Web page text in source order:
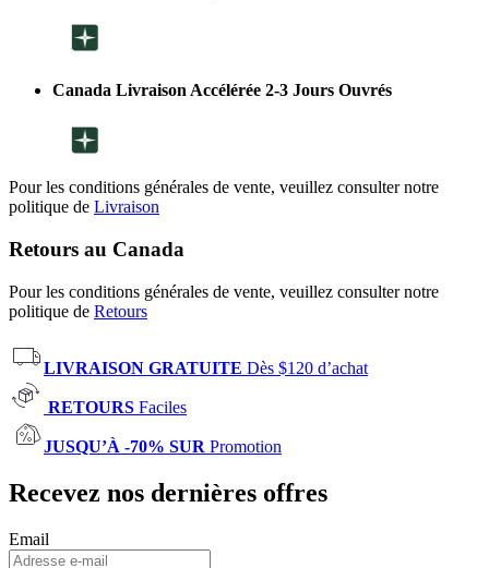
Canada Livraison Accélérée 2-3 Jours Ouvrés
Pour les conditions générales de vente, veuillez consulter notre
politique de Livraison
Retours au Canada
Pour les conditions générales de vente, veuillez consulter notre
politique de Retours
LIVRAISON GRATUITE Dès $120 d’achat
RETOURS Faciles
JUSQU’À -70% SUR Promotion
Recevez nos dernières offres
Email